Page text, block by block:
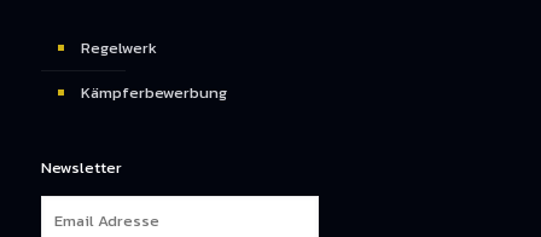
Regelwerk
Kämpferbewerbung
Newsletter